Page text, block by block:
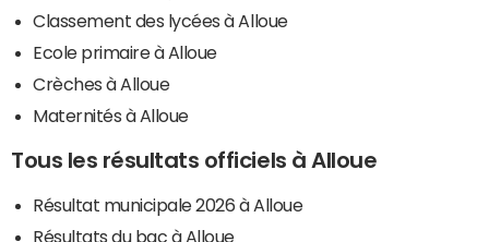
Classement des lycées à Alloue
Ecole primaire à Alloue
Crèches à Alloue
Maternités à Alloue
Tous les résultats officiels à Alloue
Résultat municipale 2026 à Alloue
Résultats du bac à Alloue